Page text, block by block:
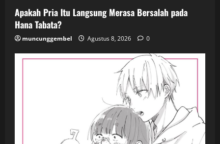
Apakah Pria Itu Langsung Merasa Bersalah pada
Hana Tabata?
muncunggembel Agustus 8, 2026 0